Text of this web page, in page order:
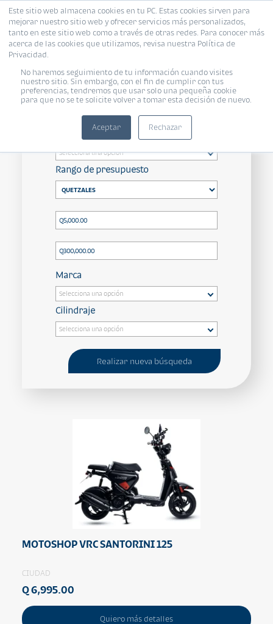
Este sitio web almacena cookies en tu PC. Estas cookies sirven para
mejorar nuestro sitio web y ofrecer servicios más personalizados,
tanto en este sitio web como a través de otras redes. Para conocer más
acerca de las cookies que utilizamos, revisa nuestra Política de
Privacidad.
No haremos seguimiento de tu información cuando visites
nuestro sitio. Sin embargo, con el fin de cumplir con tus
preferencias, tendremos que usar solo una pequeña cookie
para que no se te solicite volver a tomar esta decisión de nuevo.
Aceptar Rechazar
/ Quetzales Q 5,000.00 a
Q 300,000.00/ Todas/ Todos
Rango de presupuesto
Marca
Cilindraje
Realizar nueva búsqueda
MOTOSHOP VRC SANTORINI 125
CIUDAD
Q 6,995.00
Quiero más detalles